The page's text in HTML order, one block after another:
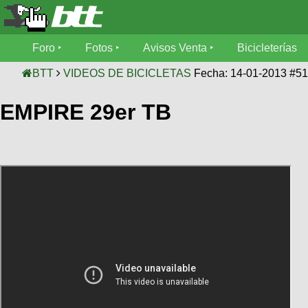
Foro
Foro
Mecánica
Fotos
SUBÍ
Avisos
Bicicleterías
Foro Fotos Avisos Venta Bicicleterías
BTT VIDEOS DE BICICLETAS Fecha: 14-01-2013
EMPIRE 29er TB